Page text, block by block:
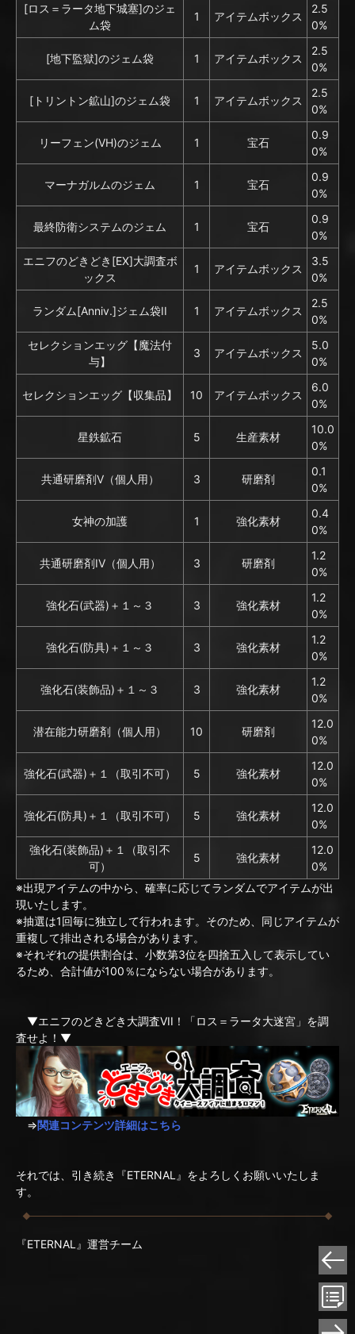
[ロス＝ラータ地下城塞]のジェ
ム袋
1 アイテムボックス
2.5
0%
[地下監獄]のジェム袋 1 アイテムボックス
2.5
0%
[トリントン鉱山]のジェム袋 1 アイテムボックス
2.5
0%
リーフェン(VH)のジェム 1 宝石
0.9
0%
マーナガルムのジェム 1 宝石
0.9
0%
最終防衛システムのジェム 1 宝石
0.9
0%
エニフのどきどき[EX]大調査ボ
ックス
1 アイテムボックス
3.5
0%
ランダム[Anniv.]ジェム袋II 1 アイテムボックス
2.5
0%
セレクションエッグ【魔法付
与】
3 アイテムボックス
5.0
0%
セレクションエッグ【収集品】 10 アイテムボックス
6.0
0%
星鉄鉱石 5 生産素材
10.0
0%
共通研磨剤V（個人用） 3 研磨剤
0.1
0%
女神の加護 1 強化素材
0.4
0%
共通研磨剤IV（個人用） 3 研磨剤
1.2
0%
強化石(武器)＋１～３ 3 強化素材
1.2
0%
強化石(防具)＋１～３ 3 強化素材
1.2
0%
強化石(装飾品)＋１～３ 3 強化素材
1.2
0%
潜在能力研磨剤（個人用） 10 研磨剤
12.0
0%
強化石(武器)＋１（取引不可） 5 強化素材
12.0
0%
強化石(防具)＋１（取引不可） 5 強化素材
12.0
0%
強化石(装飾品)＋１（取引不
可）
5 強化素材
12.0
0%
※出現アイテムの中から、確率に応じてランダムでアイテムが出
現いたします。
※抽選は1回毎に独立して行われます。そのため、同じアイテムが
重複して排出される場合があります。
※それぞれの提供割合は、小数第3位を四捨五入して表示してい
るため、合計値が100％にならない場合があります。
▼エニフのどきどき大調査VII！「ロス＝ラータ大迷宮」を調
査せよ！▼
⇒関連コンテンツ詳細はこちら
それでは、引き続き『ETERNAL』をよろしくお願いいたしま
す。
『ETERNAL』運営チーム